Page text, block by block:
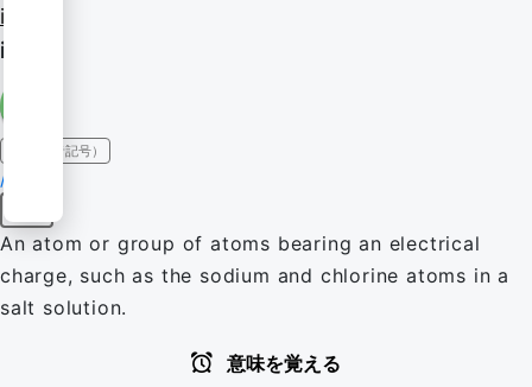
ion
ion
IPA（発音記号）
/ˈaɪən/
An atom or group of atoms bearing an electrical
charge, such as the sodium and chlorine atoms in a
salt solution.
意味を覚える